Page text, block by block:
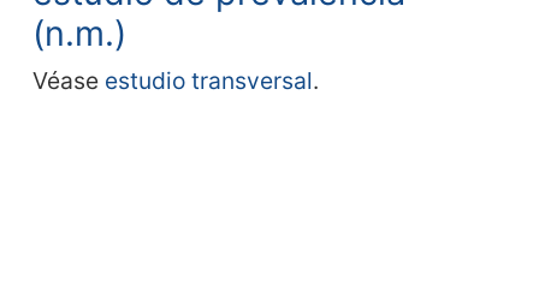
(n.m.)
Véase estudio transversal.